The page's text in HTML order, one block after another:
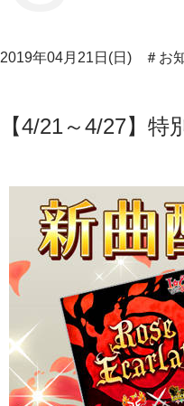
2019年04月21日(日) ＃お
【4/21～4/27】特